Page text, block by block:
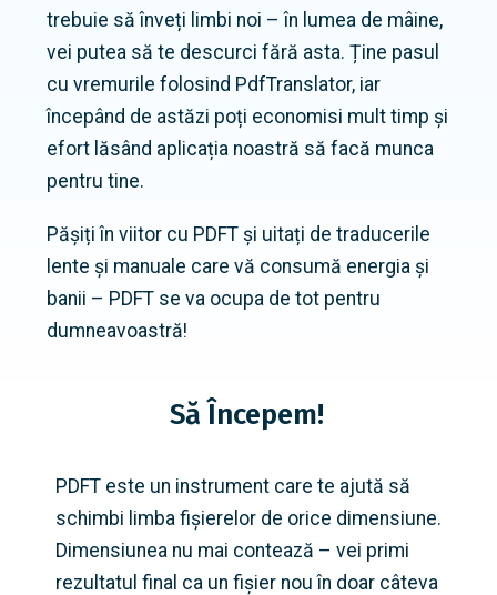
trebuie să înveți limbi noi – în lumea de mâine,
vei putea să te descurci fără asta. Ține pasul
cu vremurile folosind PdfTranslator, iar
începând de astăzi poți economisi mult timp și
efort lăsând aplicația noastră să facă munca
pentru tine.
Pășiți în viitor cu PDFT și uitați de traducerile
lente și manuale care vă consumă energia și
banii – PDFT se va ocupa de tot pentru
dumneavoastră!
Să Începem!
PDFT este un instrument care te ajută să
schimbi limba fișierelor de orice dimensiune.
Dimensiunea nu mai contează – vei primi
rezultatul final ca un fișier nou în doar câteva